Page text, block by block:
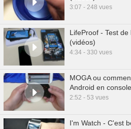
3:07 - 248 vues
LifeProof - Test
(vidéos)
4:34 - 330 vues
MOGA ou
Android en
2:52 - 53 vues
I'm Watch - C'est